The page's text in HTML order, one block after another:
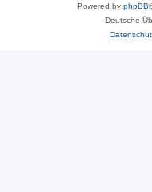
Powered by phpBB
Deutsche